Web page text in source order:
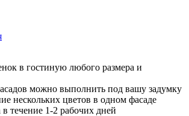
в гостиную любого размера и
можно выполнить под вашу задумку
нескольких цветов в одном фасаде
в течение 1-2 рабочих дней